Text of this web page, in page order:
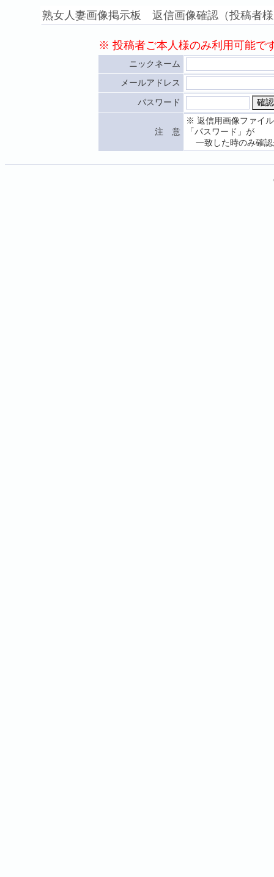
熟女人妻画像掲示板 返信画像確認（投稿者
※ 投稿者ご本人様のみ利用可能
ニックネーム
メールアドレス
パスワード
注 意
※ 返信用画像ファイ
「パスワード」が
一致した時のみ確認